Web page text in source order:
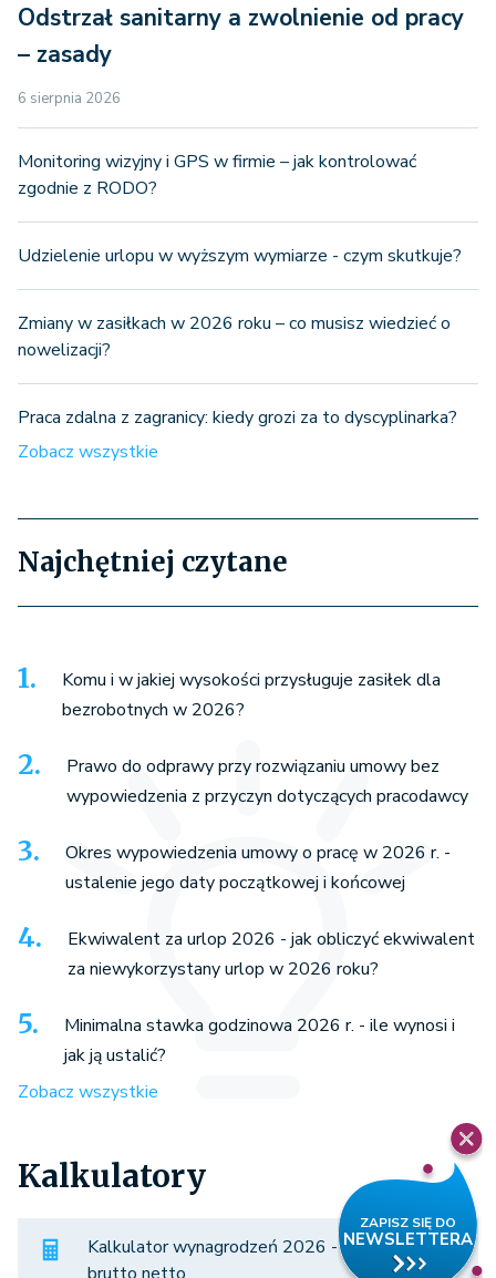
Odstrzał sanitarny a zwolnienie od pracy
– zasady
6 sierpnia 2026
Monitoring wizyjny i GPS w firmie – jak kontrolować
zgodnie z RODO?
Udzielenie urlopu w wyższym wymiarze - czym skutkuje?
Zmiany w zasiłkach w 2026 roku – co musisz wiedzieć o
nowelizacji?
Praca zdalna z zagranicy: kiedy grozi za to dyscyplinarka?
Zobacz wszystkie
Najchętniej czytane
Komu i w jakiej wysokości przysługuje zasiłek dla
bezrobotnych w 2026?
Prawo do odprawy przy rozwiązaniu umowy bez
wypowiedzenia z przyczyn dotyczących pracodawcy
Okres wypowiedzenia umowy o pracę w 2026 r. -
ustalenie jego daty początkowej i końcowej
Ekwiwalent za urlop 2026 - jak obliczyć ekwiwalent
za niewykorzystany urlop w 2026 roku?
Minimalna stawka godzinowa 2026 r. - ile wynosi i
jak ją ustalić?
Zobacz wszystkie
Kalkulatory
Kalkulator wynagrodzeń 2026 - porównaj
brutto netto